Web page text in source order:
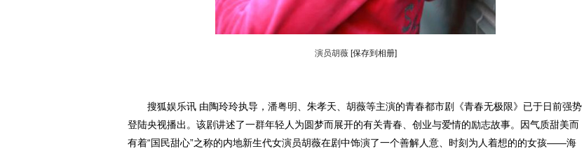
演员胡薇 [保存到相册]
搜狐娱乐讯 由陶玲玲执导， 潘粤明
、朱孝天、胡薇等主演的青春都市剧《青春无极限》已于日前强势
登陆央视播出。该剧讲述了一群年轻人为圆梦而展开的有关青春、创业与爱情的励志故事。因气质甜美而
有着“国民甜心”之称的内地新生代女演员胡薇在剧中饰演了一个善解人意、时刻为人着想的的女孩——海